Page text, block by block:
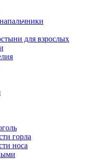
для взрослых
горла
носа